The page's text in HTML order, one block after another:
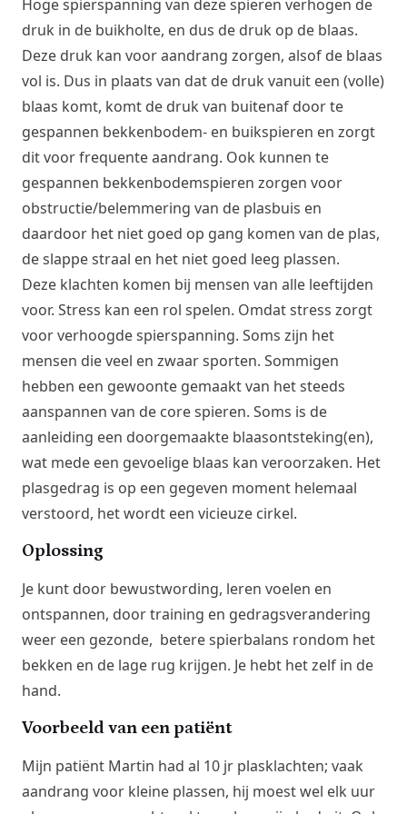
Hoge spierspanning van deze spieren verhogen de
druk in de buikholte, en dus de druk op de blaas.
Deze druk kan voor aandrang zorgen, alsof de blaas
vol is. Dus in plaats van dat de druk vanuit een (volle)
blaas komt, komt de druk van buitenaf door te
gespannen bekkenbodem- en buikspieren en zorgt
dit voor frequente aandrang. Ook kunnen te
gespannen bekkenbodemspieren zorgen voor
obstructie/belemmering van de plasbuis en
daardoor het niet goed op gang komen van de plas,
de slappe straal en het niet goed leeg plassen.
Deze klachten komen bij mensen van alle leeftijden
voor. Stress kan een rol spelen. Omdat stress zorgt
voor verhoogde spierspanning. Soms zijn het
mensen die veel en zwaar sporten. Sommigen
hebben een gewoonte gemaakt van het steeds
aanspannen van de core spieren. Soms is de
aanleiding een doorgemaakte blaasontsteking(en),
wat mede een gevoelige blaas kan veroorzaken. Het
plasgedrag is op een gegeven moment helemaal
verstoord, het wordt een vicieuze cirkel.
Oplossing
Je kunt door bewustwording, leren voelen en
ontspannen, door training en gedragsverandering
weer een gezonde, betere spierbalans rondom het
bekken en de lage rug krijgen. Je hebt het zelf in de
hand.
Voorbeeld van een patiënt
Mijn patiënt Martin had al 10 jr plasklachten; vaak
aandrang voor kleine plassen, hij moest wel elk uur